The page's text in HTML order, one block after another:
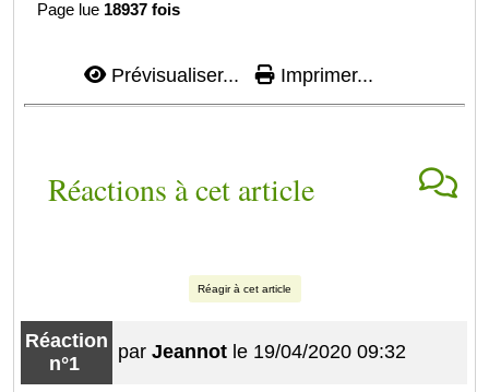
Page lue 18937 fois
Prévisualiser... Imprimer...
Réactions à cet article
Réagir à cet article
Réaction
n°1
parJeannot le 19/04/2020 09:32